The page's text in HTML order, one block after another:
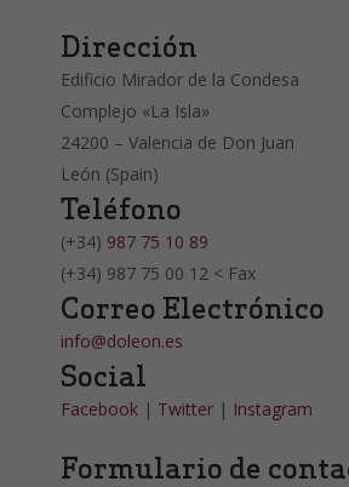
Dirección
Edificio Mirador de la Condesa
Complejo «La Isla»
24200 – Valencia de Don Juan
León (Spain)
Teléfono
(+34) 987 75 10 89
(+34) 987 75 00 12 < Fax
Correo Electrónico
info@doleon.es
Social
Facebook | Twitter | Instagram
Formulario de